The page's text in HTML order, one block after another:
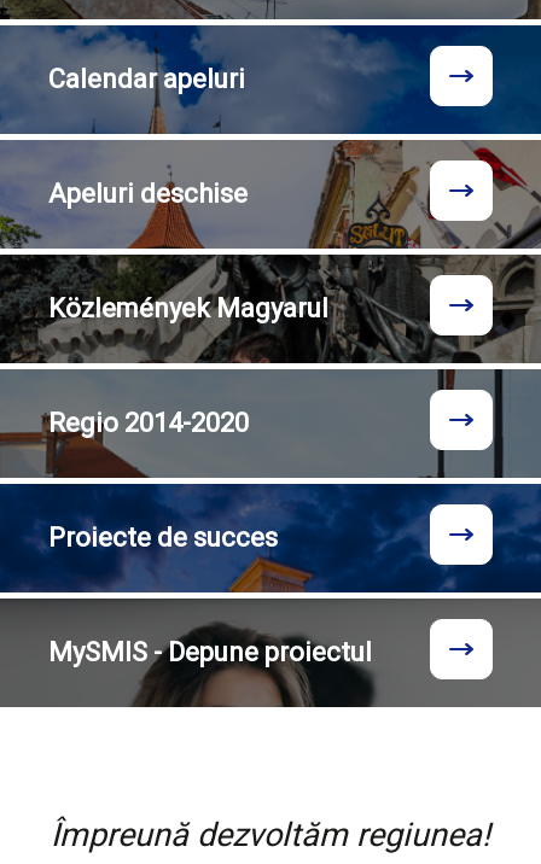
Calendarapeluri
Apeluri deschise
KözleményekMagyarul
Regio 2014-2020
Proiecte de succes
MySMIS - Depune proiectul
Împreună dezvoltăm regiunea!